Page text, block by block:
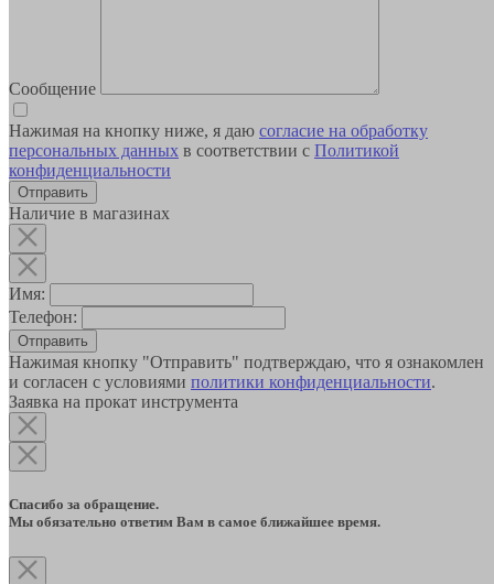
Сообщение
Нажимая на кнопку ниже, я даю согласие на обработку
персональных данных в соответствии с Политикой
конфиденциальности
Наличие в магазинах
Имя:
Телефон:
Отправить
Нажимая кнопку "Отправить" подтверждаю, что я ознакомлен
и согласен с условиями политики конфиденциальности.
Заявка на прокат инструмента
Спасибо за обращение.
Мы обязательно ответим Вам в самое ближайшее время.